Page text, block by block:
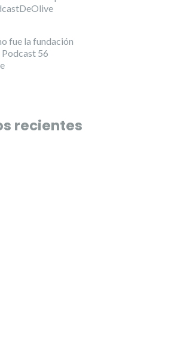
fue la fundación
56
recientes